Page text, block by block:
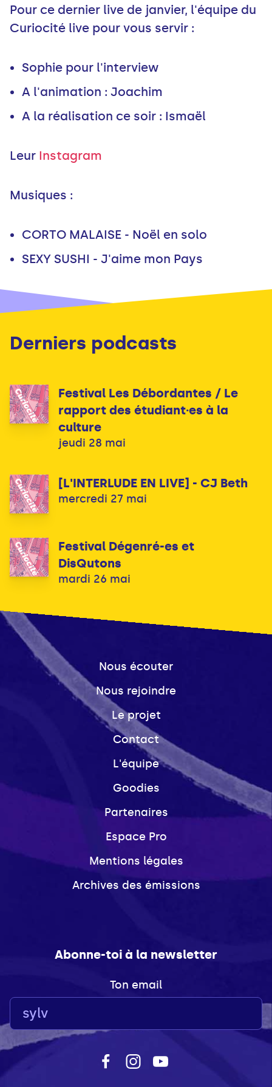
Pour ce dernier live de janvier, l'équipe du
Curiocité live pour vous servir :
Leur Instagram
Musiques :
Derniers podcasts
Festival Les Débordantes / Le
rapport des étudiant·es à la
culture
jeudi 28 mai
[L'INTERLUDE EN LIVE] - CJ Beth
mercredi 27 mai
Festival Dégenré-es et
DisQutons
mardi 26 mai
Nous écouter
Nous rejoindre
Le projet
Contact
L'équipe
Goodies
Partenaires
Espace Pro
Mentions légales
Archives des émissions
Abonne-toi à la newsletter
Ton email